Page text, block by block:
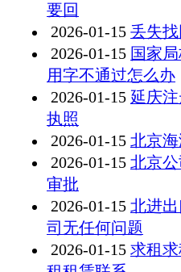
要回
2026-01-15 丢失
2026-01-15 国家
用字不通过怎么办
2026-01-15 延庆
执照
2026-01-15 北京
2026-01-15 北京
审批
2026-01-15 北进
司无任何问题
2026-01-15 求租